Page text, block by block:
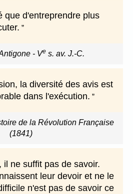
que d'entreprendre plus
- Ves. av. J.-C.
la diversité des avis est
dans l'exécution.
de la Révolution Française
(1841)
il ne suffit pas de savoir.
leur devoir et ne le
n'est pas de savoir ce